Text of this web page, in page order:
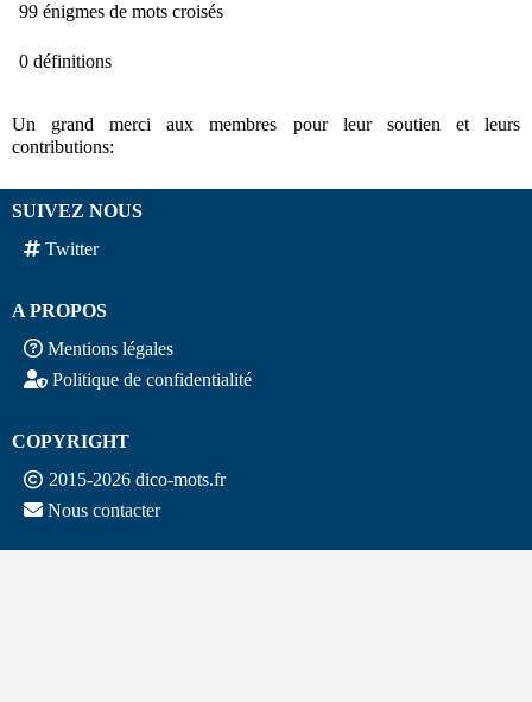
99 énigmes de mots croisés
0 définitions
Un grand merci aux membres pour leur soutien et leurs
contributions:
SUIVEZ NOUS
Twitter
A PROPOS
Mentions légales
Politique de confidentialité
COPYRIGHT
2015-2026 dico-mots.fr
Nous contacter